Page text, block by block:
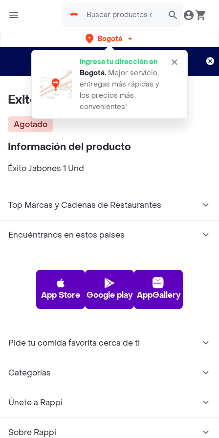
Bogotá
Ingresa tu dirección en
Bogotá. Mejor servicio,
entregas más rápidas y
los precios más
convenientes!
envíos gratis por semanas
Aplican TyC
Exito Jabones
Agotado
Información del producto
Éxito Jabones 1 Und
Top Marcas y Cadenas de Restaurantes
Encuéntranos en estos países
App Store Google play AppGallery
Pide tu comida favorita cerca de ti
Categorías
Únete a Rappi
Sobre Rappi